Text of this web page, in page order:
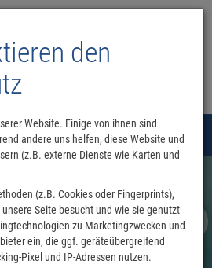
den
Website. Einige von ihnen sind
andere uns helfen, diese Website und
(z.B. externe Dienste wie Karten und
(z.B. Cookies oder Fingerprints),
Seite besucht und wie sie genutzt
zu Marketingzwecken und
ein, die ggf. geräteübergreifend
Pixel und IP-Adressen nutzen.
Lutz Heimhalt
0